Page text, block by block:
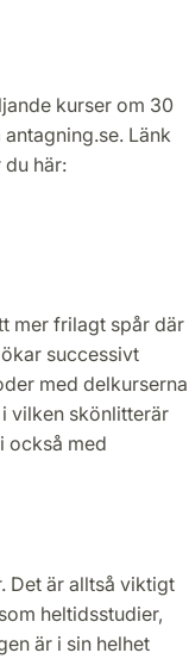
kurser om 30
Länk
här:
mer frilagt spår där
successivt
med delkurserna
vilken skönlitterär
också med
Det är alltså viktigt
heltidsstudier,
är i sin helhet